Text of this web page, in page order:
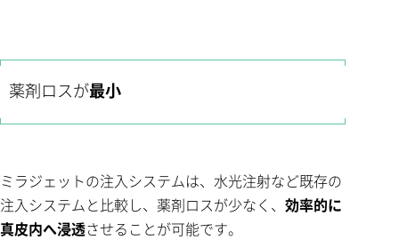
薬剤ロスが最小
ミラジェットの注入システムは、水光注射など既存の
注入システムと比較し、薬剤ロスが少なく、 効率的に
真皮内へ浸透させることが可能です。